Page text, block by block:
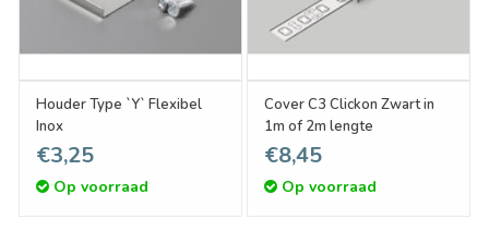
Houder Type `Y` Flexibel
Inox
€3,25
Op voorraad
Cover C3 Clickon Zwart in
1m of 2m lengte
€8,45
Op voorraad